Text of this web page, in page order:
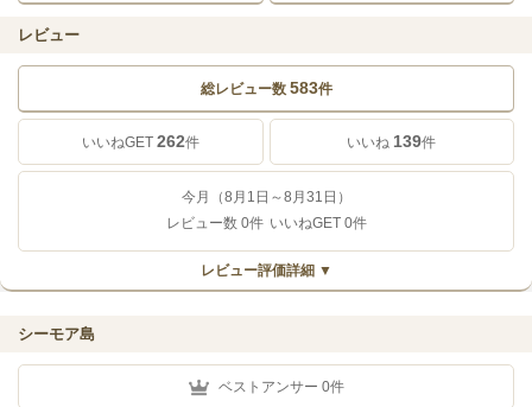
レビュー
総レビュー数 583件
いいねGET 262件 いいね 139件
今月（8月1日～8月31日）
レビュー数 0件 いいねGET 0件
レビュー評価詳細 ▼
シーモア島
ベストアンサー 0件